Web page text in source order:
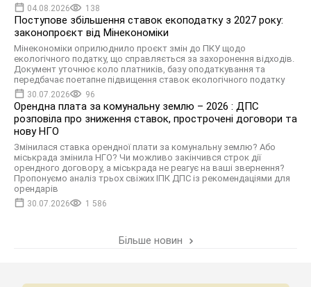
04.08.2026 138
Поступове збільшення ставок екоподатку з 2027 року:
законопроєкт від Мінекономіки
Мінекономіки оприлюднило проєкт змін до ПКУ щодо
екологічного податку, що справляється за захоронення відходів.
Документ уточнює коло платників, базу оподаткування та
передбачає поетапне підвищення ставок екологічного податку
30.07.2026 96
Орендна плата за комунальну землю – 2026 : ДПС
розповіла про зниження ставок, прострочені договори та
нову НГО
Змінилася ставка орендної плати за комунальну землю? Або
міськрада змінила НГО? Чи можливо закінчився строк дії
орендного договору, а міськрада не реагує на ваші звернення?
Пропонуємо аналіз трьох свіжих ІПК ДПС із рекомендаціями для
орендарів
30.07.2026 1 586
Більше новин